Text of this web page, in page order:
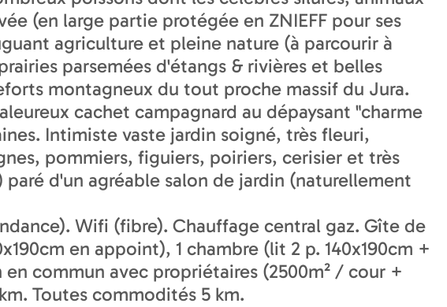
(en large partie protégée en ZNIEFF pour ses
agriculture et pleine nature (à parcourir à
parsemées d'étangs & rivières et belles
montagneux du tout proche massif du Jura.
cachet campagnard au dépaysant "charme
Intimiste vaste jardin soigné, très fleuri,
pommiers, figuiers, poiriers, cerisier et très
d'un agréable salon de jardin (naturellement
Wifi (fibre). Chauffage central gaz. Gîte de
en appoint), 1 chambre (lit 2 p. 140x190cm +
commun avec propriétaires (2500m² / cour +
Toutes commodités 5 km.